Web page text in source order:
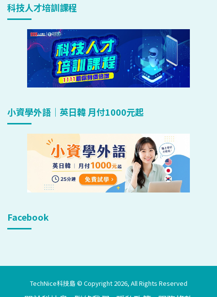
科技人才培訓課程
小資學外語｜英日韓 月付1000元起
Facebook
TechNice科技島 © Copyright 2026, All Rights Reserved